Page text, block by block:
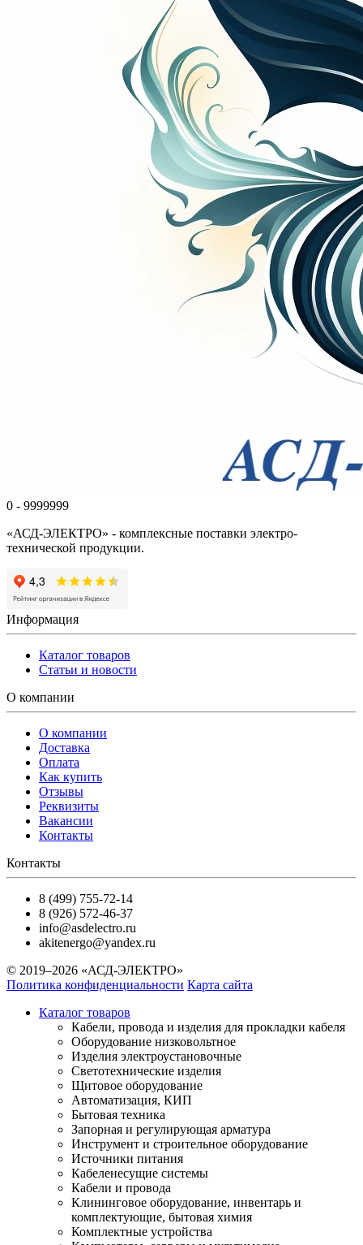
0 - 9999999
«АСД-ЭЛЕКТРО» - комплексные поставки электро-
технической продукции.
Информация
Каталог товаров
Статьи и новости
О компании
О компании
Доставка
Оплата
Как купить
Отзывы
Реквизиты
Вакансии
Контакты
Контакты
8 (499) 755-72-14
8 (926) 572-46-37
info@asdelectro.ru
akitenergo@yandex.ru
© 2019–2026 «АСД-ЭЛЕКТРО»
Политика конфиденциальности Карта сайта
Каталог товаров
Кабели, провода и изделия для прокладки кабеля
Оборудование низковольтное
Изделия электроустановочные
Светотехнические изделия
Щитовое оборудование
Автоматизация, КИП
Бытовая техника
Запорная и регулирующая арматура
Инструмент и строительное оборудование
Источники питания
Кабеленесущие системы
Кабели и провода
Клининговое оборудование, инвентарь и
комплектующие, бытовая химия
Комплектные устройства